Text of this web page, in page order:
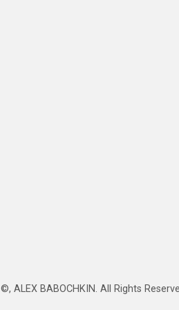
©, ALEX BABOCHKIN. All Rights